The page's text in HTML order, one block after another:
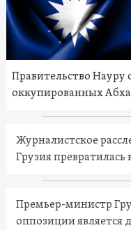
Правительство Науру
оккупированных
Журналистское
Грузия
Премьер-министр
оппозиции является